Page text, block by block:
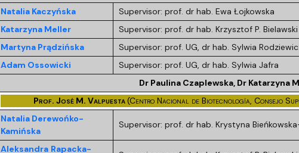
Natalia Kaczyńska Supervisor: prof. dr hab. Ewa Łojkowska
Katarzyna Meller
Supervisor: prof. dr hab. Krzysztof P. Bielawski
Martyna Prądzińska
Supervisor: prof. UG, dr hab. Sylwia
Adam Ossowicki
Supervisor: prof. UG, dr hab. Sylwia Jafra
Dr Paulina Czaplewska, Dr Katarzyna
Prof. José M. Valpuesta(Centro Nacional de Biotecnología, Consejo
Natalia Derewońko-
Kamińska
Supervisor: prof. dr hab. Krystyna
Aleksandra Rapacka-